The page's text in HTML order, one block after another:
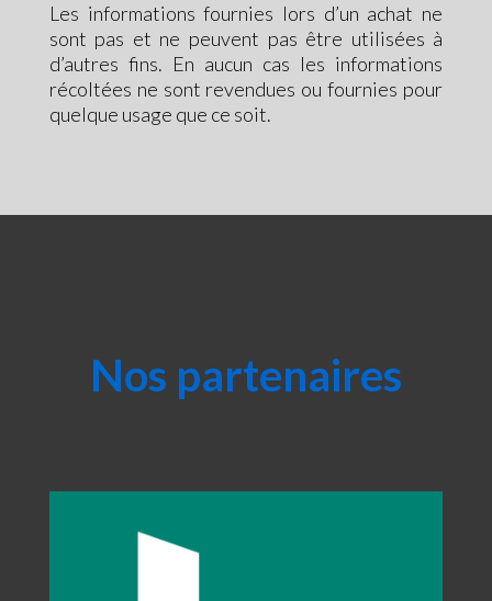
Les informations fournies lors d’un achat ne
sont pas et ne peuvent pas être utilisées à
d’autres fins. En aucun cas les informations
récoltées ne sont revendues ou fournies pour
quelque usage que ce soit.
Nos partenaires